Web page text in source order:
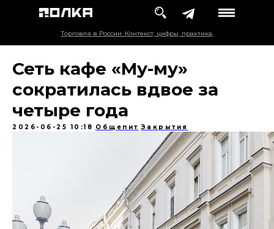
Торговля в России. Контекст, цифры, практика.
Сеть кафе «Му-му»
сократилась вдвое за
четыре года
2026-06-25 10:18 Общепит Закрытия